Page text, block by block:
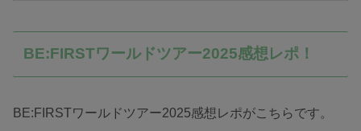
BE:FIRSTワールドツアー2025感想レポ！
BE:FIRSTワールドツアー2025感想レポがこちらです。